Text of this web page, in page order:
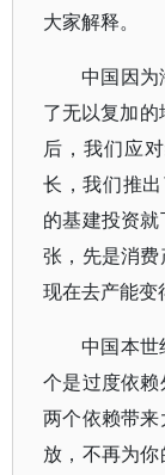
大家解释。
中国因为
了无以复加
后，我们应
长，我们推
的基建投资
张，先是消费
现在去产能变
中国本世
个是过度依
两个依赖带
放，不再为